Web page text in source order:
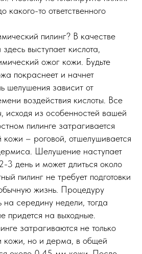
какого-то ответственного
пилинг? В качестве
выступает кислота,
ожог кожи. Будьте
покраснеет и начнет
шелушения зависит от
воздействия кислоты. Все
исходя из особенностей вашей
пилинге затрагивается
кожи – роговой, отшелушивается
Шелушение наступает
3 день и может длиться около
пилинг не требует подготовки
жизнь. Процедуру
на середину недели, тогда
придется на выходные.
затрагиваются не только
кожи, но и дерма, в общей